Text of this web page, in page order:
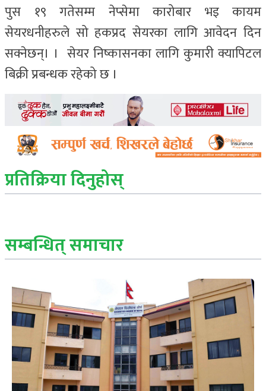
पुस १९ गतेसम्म नेप्सेमा कारोबार भइ कायम
सेयरधनीहरुले सो हकप्रद सेयरका लागि आवेदन दिन
सक्नेछन्। । सेयर निष्कासनका लागि कुमारी क्यापिटल
बिक्री प्रबन्धक रहेको छ ।
प्रतिक्रिया दिनुहोस्
सम्बन्धित् समाचार